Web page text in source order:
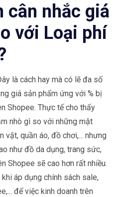
cân nhắc giá
với Loại phí
là cách hay mà có lẽ đa số
giá sản phẩm ứng với % bị
Shopee. Thực tế cho thấy
nhò gì so với những mặt
quần áo, đồ chơi,... nhưng
như đồ da dụng, trang sức,
Shopee sẽ cao hơn rất nhiều.
áp dụng chính sách sale,
để việc kinh doanh trên